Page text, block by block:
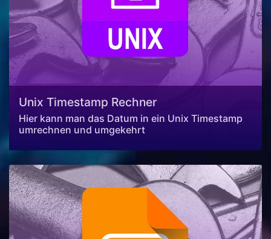
Unix Timestamp Rechner
Hier kann man das Datum in ein Unix Timestamp
umrechnen und umgekehrt